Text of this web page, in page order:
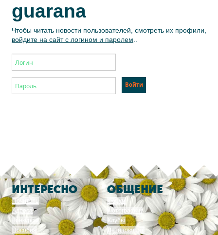
guarana
Чтобы читать новости пользователей, смотреть их профили,
войдите на сайт с логином и паролем
ИНТЕРЕСНО
Почитать
Адреса
Конкурсы
Пособия
ОБЩЕНИЕ
Форум
Фотографии
Клубы
Дети говорят